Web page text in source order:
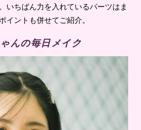
いちばん力を入れているパーツはま
イントも併せてご紹介。
んの毎日メイク